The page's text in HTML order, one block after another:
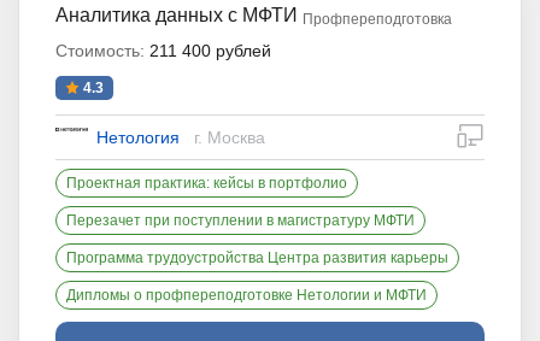
Аналитика данных с МФТИ Профпереподготовка
Стоимость: 211 400 рублей
4.3
Нетология г. Москва
Проектная практика: кейсы в портфолио
Перезачет при поступлении в магистратуру МФТИ
Программа трудоустройства Центра развития карьеры
Дипломы о профпереподготовке Нетологии и МФТИ